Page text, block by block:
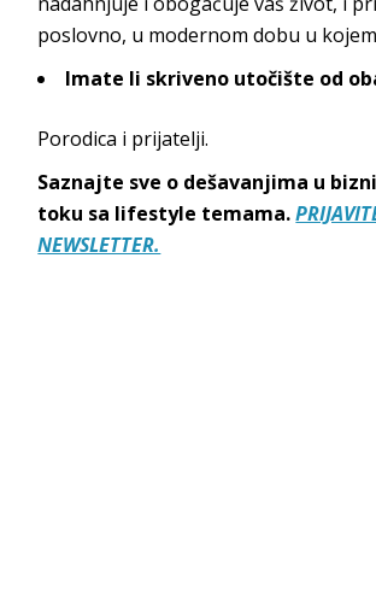
poslovno, u modernom dobu u koj
Imate li skriveno utočište od
Porodica i prijatelji.
Saznajte sve o dešavanjima u
toku sa lifestyle temama.
NEWSLETTER.